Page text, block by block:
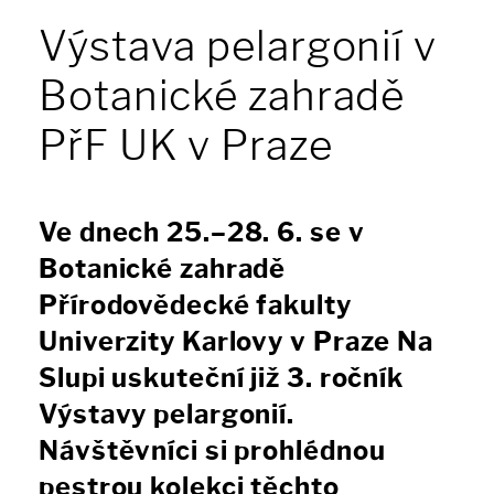
Výstava pelargonií v
Botanické zahradě
PřF UK v Praze
Ve dnech 25.–28. 6. se v
Botanické zahradě
Přírodovědecké fakulty
Univerzity Karlovy v Praze Na
Slupi uskuteční již 3. ročník
Výstavy pelargonií.
Návštěvníci si prohlédnou
pestrou kolekci těchto